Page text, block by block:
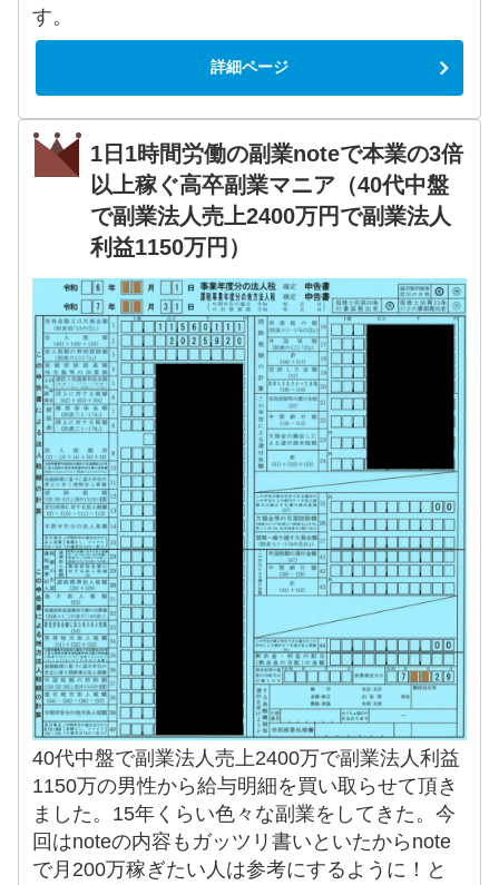
す。
詳細ページ
1日1時間労働の副業noteで本業の3倍
以上稼ぐ高卒副業マニア（40代中盤
で副業法人売上2400万円で副業法人
利益1150万円）
40代中盤で副業法人売上2400万で副業法人利益
1150万の男性から給与明細を買い取らせて頂き
ました。15年くらい色々な副業をしてきた。今
回はnoteの内容もガッツリ書いといたからnote
で月200万稼ぎたい人は参考にするように！と